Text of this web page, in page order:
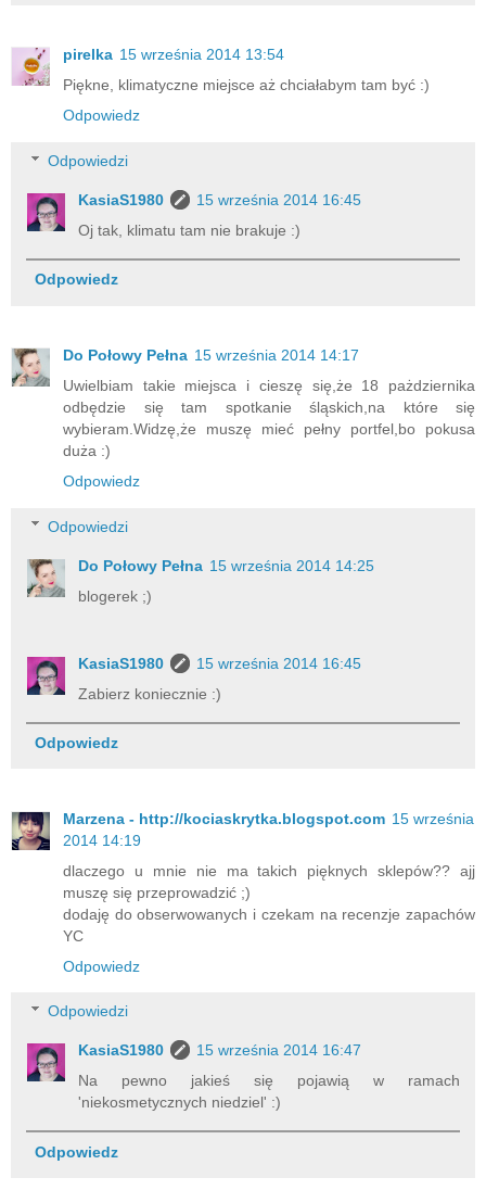
pirelka 15 września 2014 13:54
Piękne, klimatyczne miejsce aż chciałabym tam być :)
Odpowiedz
Odpowiedzi
KasiaS1980
15 września 2014 16:45
Oj tak, klimatu tam nie brakuje :)
Odpowiedz
Do Połowy Pełna 15 września 2014 14:17
Uwielbiam takie miejsca i cieszę się,że 18 pażdziernika
odbędzie się tam spotkanie śląskich,na które się
wybieram.Widzę,że muszę mieć pełny portfel,bo pokusa
duża :)
Odpowiedz
Odpowiedzi
Do Połowy Pełna 15 września 2014 14:25
blogerek ;)
KasiaS1980
15 września 2014 16:45
Zabierz koniecznie :)
Odpowiedz
Marzena - http://kociaskrytka.blogspot.com 15 września
2014 14:19
dlaczego u mnie nie ma takich pięknych sklepów?? ajj
muszę się przeprowadzić ;)
dodaję do obserwowanych i czekam na recenzje zapachów
YC
Odpowiedz
Odpowiedzi
KasiaS1980
15 września 2014 16:47
Na pewno jakieś się pojawią w ramach
'niekosmetycznych niedziel' :)
Odpowiedz